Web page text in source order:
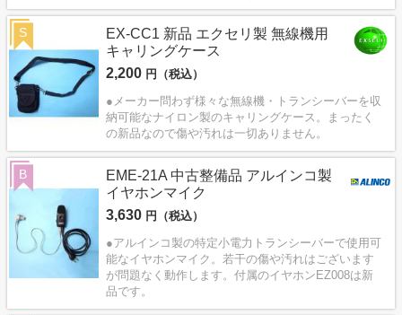
EX-CC1 新品 エクセリ製 無線機用
キャリングケース
2,200 円（税込）
●メーカー問わず様々な無線機・トランシーバーを収
納可能なナイロン製のキャリングケース。まったく
の新品なので傷や汚れは一切ありません。
S
EME-21A 中古整備品 アルインコ製
イヤホンマイク
3,630 円（税込）
●アルインコ製の特定小電力トランシーバーで使用可
能なイヤホンマイク。若干の傷や汚れはございます
が問題なく動作します。付属のイヤホンEZ008は新
品です。
B